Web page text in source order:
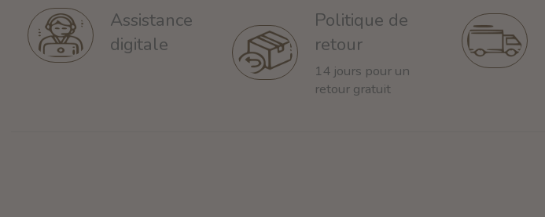
Assistance
digitale
Politique de
retour
14 jours pour un
retour gratuit